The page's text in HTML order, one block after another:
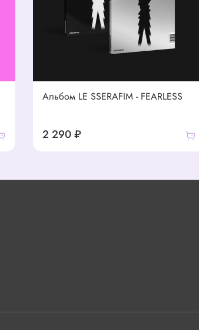
Альбом LE SSERAFIM - FEARLESS
2 290 ₽